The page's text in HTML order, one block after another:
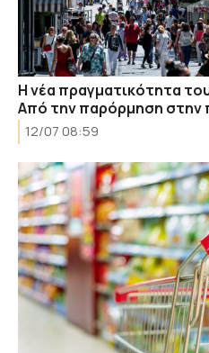
Η νέα πραγματικότητα
Από την παρόρμηση στην
12/07 08:59